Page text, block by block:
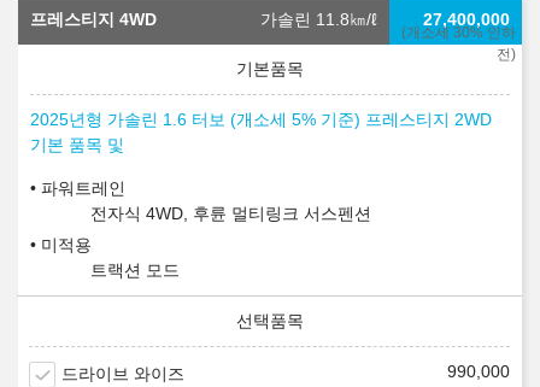
프레스티지 4WD 가솔린 11.8㎞/ℓ
(개소세 30% 인하
전)
27,400,000
2025년형 가솔린 1.6 터보 (개소세 5% 기준) 프레스티지 2WD
기본 품목 및
파워트레인
전자식 4WD, 후륜 멀티링크 서스펜션
미적용
트랙션 모드
드라이브 와이즈 990,000